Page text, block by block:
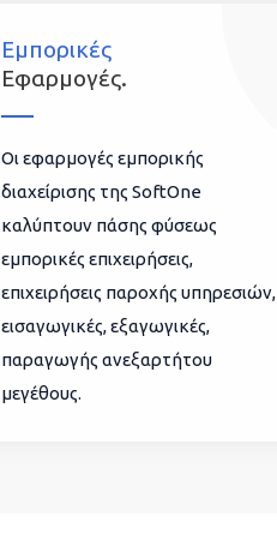
Εμπορικές
Εφαρμογές.
Οι εφαρμογές εμπορικής
διαχείρισης της SoftOne
καλύπτουν πάσης φύσεως
εμπορικές επιχειρήσεις,
επιχειρήσεις παροχής υπηρεσιών,
εισαγωγικές, εξαγωγικές,
παραγωγής ανεξαρτήτου
μεγέθους.